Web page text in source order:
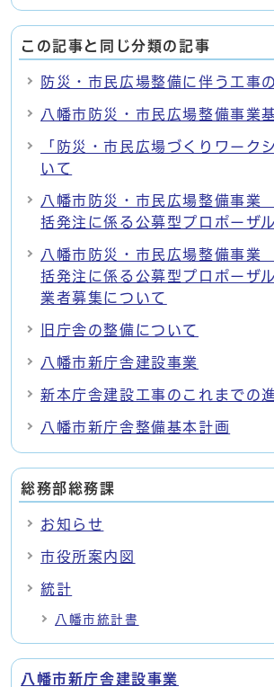
この記事と同じ分類の記事
防災・市民広場整備に伴う工事
八幡市防災・市民広場整備事業
「防災・市民広場づくりワーク
いて
八幡市防災・市民広場整備事業
括発注に係る公募型プロポーザ
八幡市防災・市民広場整備事業
括発注に係る公募型プロポーザ
業者募集について
旧庁舎の整備について
八幡市新庁舎建設事業
新本庁舎建設工事のこれまでの
八幡市新庁舎整備基本計画
総務部総務課
お知らせ
市役所案内図
統計
八幡市統計書
八幡市新庁舎建設事業